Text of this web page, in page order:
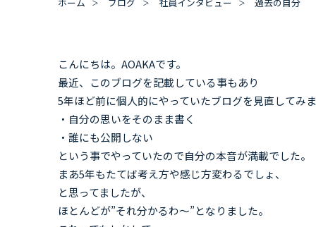
こんにちは。AOAKAです。
最近、このブログを記載している事もあり
5年ほど前に個人的にやっていたブログを見直してみ
・自分の思いをそのまま書く
・誰にも公開しない
という事でやっていたので自分の本音が満載でした。
まあ5年もたてば考え方や感じ方変わるでしょ、
と思ってましたが、
ほとんどが”それ分かるわ～”となりました。